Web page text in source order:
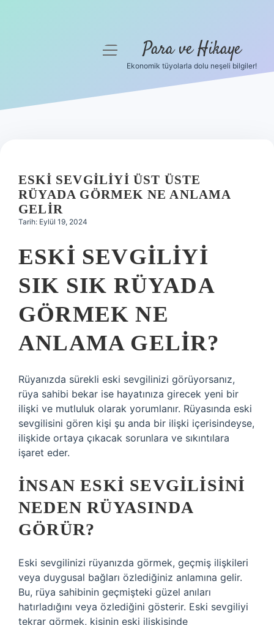
Hakkımızda
menüyü
Para ve Hikaye
Ekonomik tüyolarla dolu neşeli bilgiler!
ESKI SEVGILIYI ÜST ÜSTE
RÜYADA GÖRMEK NE ANLAMA
GELIR
Tarih: Eylül 19, 2024
ESKI SEVGILIYI
SIK SIK RÜYADA
GÖRMEK NE
ANLAMA GELIR?
Rüyanızda sürekli eski sevgilinizi görüyorsanız,
rüya sahibi bekar ise hayatınıza girecek yeni bir
ilişki ve mutluluk olarak yorumlanır. Rüyasında eski
sevgilisini gören kişi şu anda bir ilişki içerisindeyse,
ilişkide ortaya çıkacak sorunlara ve sıkıntılara
işaret eder.
İNSAN ESKI SEVGILISINI
NEDEN RÜYASINDA
GÖRÜR?
Eski sevgilinizi rüyanızda görmek, geçmiş ilişkileri
veya duygusal bağları özlediğiniz anlamına gelir.
Bu, rüya sahibinin geçmişteki güzel anıları
hatırladığını veya özlediğini gösterir. Eski sevgiliyi
tekrar görmek, kişinin eski ilişkisinde